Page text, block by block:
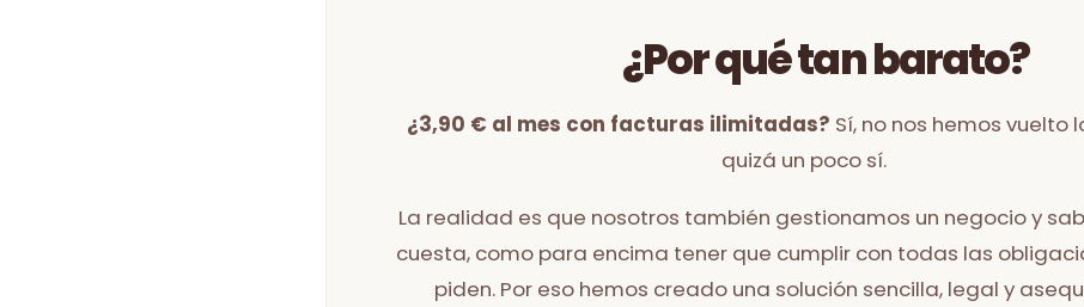
¿Por qué tan barato?
¿3,90 € al mes con facturas ilimitadas? Sí, no nos hemos vuelto
quizá un poco sí.
La realidad es que nosotros también gestionamos un negocio y
cuesta, como para encima tener que cumplir con todas las
piden. Por eso hemos creado una solución sencilla, legal y